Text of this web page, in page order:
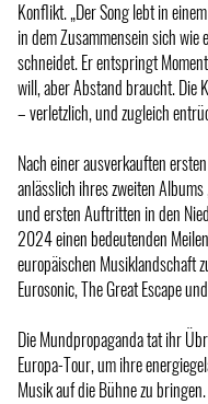
Konflikt. „Der Song lebt in
in dem Zusammensein sich
schneidet. Er entspringt
will, aber Abstand braucht. Die
– verletzlich, und zugleich
Nach einer ausverkauften
anlässlich ihres zweiten
und ersten Auftritten in den
2024 einen bedeutenden
europäischen Musiklandschaft
Eurosonic, The Great Escape
Die Mundpropaganda tat ihr
Europa-Tour, um ihre
Musik auf die Bühne zu bringen.